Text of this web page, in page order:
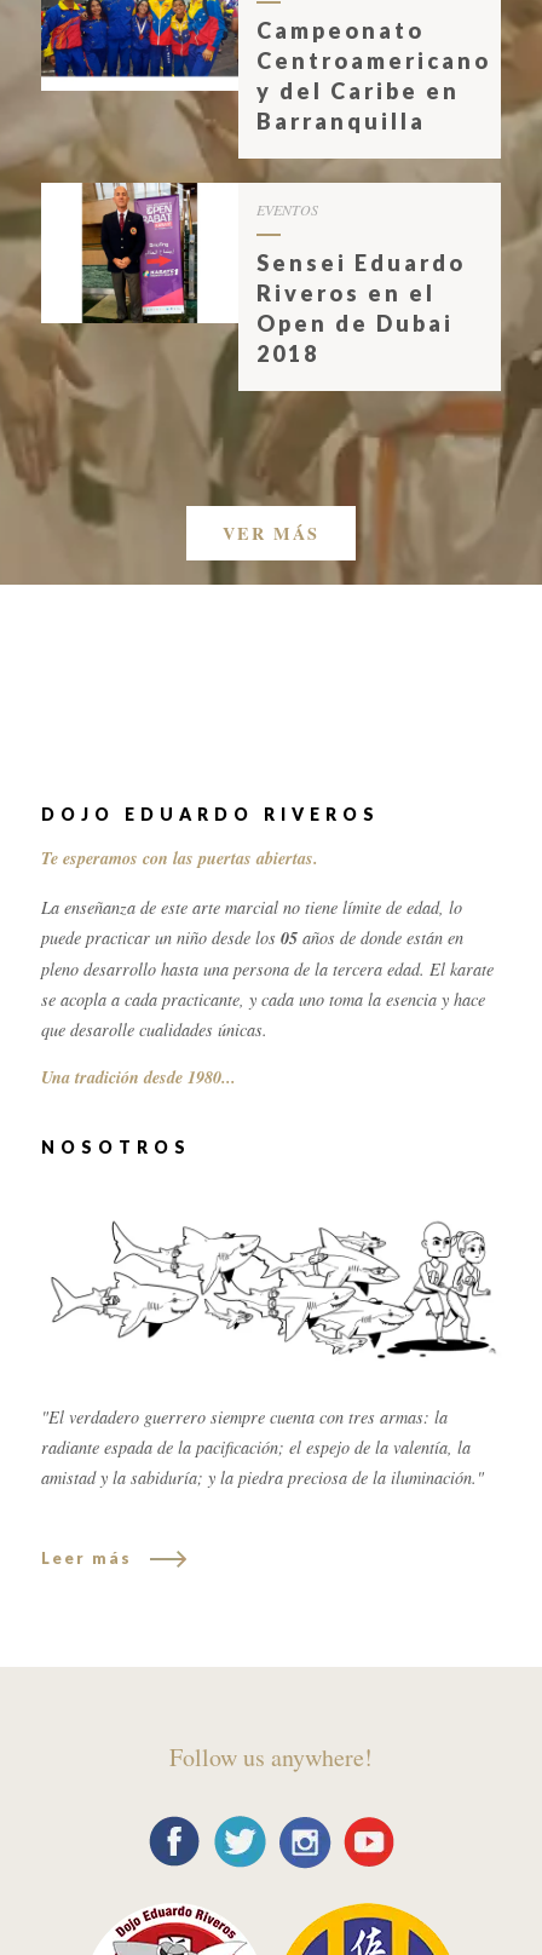
Campeonato
Centroamericano
y del Caribe en
Barranquilla
EVENTOS
Sensei Eduardo
Riveros en el
Open de Dubai
2018
VER MÁS
DOJO EDUARDO RIVEROS
Te esperamos con las puertas abiertas.
La enseñanza de este arte marcial no tiene límite de edad, lo
puede practicar un niño desde los 05años de donde están en
pleno desarrollo hasta una persona de la tercera edad. El karate
se acopla a cada practicante, y cada uno toma la esencia y hace
que desarolle cualidades únicas.
Una tradición desde 1980...
NOSOTROS
"El verdadero guerrero siempre cuenta con tres armas: la
radiante espada de la pacificación; el espejo de la valentía, la
amistad y la sabiduría; y la piedra preciosa de la iluminación."
Leer más
Follow us anywhere!